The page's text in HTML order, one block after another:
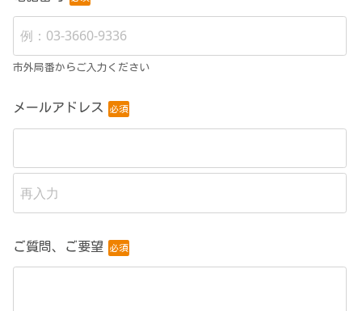
皆様のお預かりした個人情報について、開示を請求することができ
ます。また、開示の結果、個人情報の訂正・削除を請求することも
報については、すべて返却を行います。従って、返却後は個人情報
ください。
上記の通知内容を了解した上で、会社が私の個人情報を上記目的の
範囲内で、収集し、管理する事に同意します。
市外局番からご入力ください
メールアドレス 必須
ご質問、ご要望 必須